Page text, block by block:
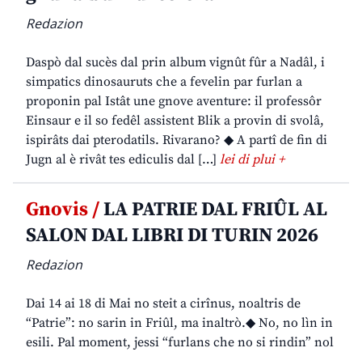
Redazion
Daspò dal sucès dal prin album vignût fûr a Nadâl, i
simpatics dinosauruts che a fevelin par furlan a
proponin pal Istât une gnove aventure: il professôr
Einsaur e il so fedêl assistent Blik a provin di svolâ,
ispirâts dai pterodatils. Rivarano? ◆ A partî de fin di
Jugn al è rivât tes ediculis dal […] lei di plui +
Gnovis /LA PATRIE DAL FRIÛL AL
SALON DAL LIBRI DI TURIN 2026
Redazion
Dai 14 ai 18 di Mai no steit a cirînus, noaltris de
“Patrie”: no sarin in Friûl, ma inaltrò.◆ No, no lìn in
esili. Pal moment, jessi “furlans che no si rindin” nol